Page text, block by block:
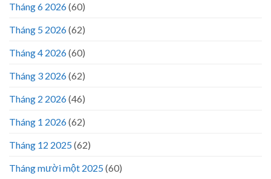
Tháng 6 2026(60)
Tháng 5 2026(62)
Tháng 4 2026(60)
Tháng 3 2026(62)
Tháng 2 2026(46)
Tháng 1 2026(62)
Tháng 12 2025(62)
Tháng mười một 2025(60)